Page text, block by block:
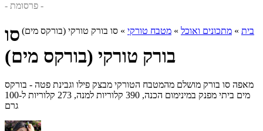
- פרסומת -
בית » מתכונים ואוכל » מטבח טורקי » סו בורק טורקי (בורקס מים) סו
בורק טורקי (בורקס מים)
מאפה סו בורק מושלם מהמטבח הטורקי מבצק פילו וגבינת פטה - בורקס
מים ביתי מפנק במינימום הכנה, 390 קלוריות למנה, 273 קלוריות ל-100
גרם